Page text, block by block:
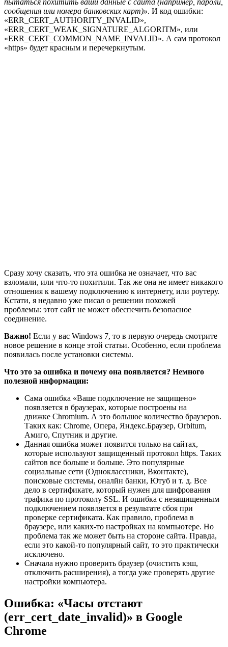
пытаться похитить ваши данные с сайта (например, пароли,
сообщения или номера банковских карт)». И код ошибки:
«ERR_CERT_AUTHORITY_INVALID»,
«ERR_CERT_WEAK_SIGNATURE_ALGORITM», или
«ERR_CERT_COMMON_NAME_INVALID». А сам протокол
«https» будет красным и перечеркнутым.
Сразу хочу сказать, что эта ошибка не означает, что вас
взломали, или что-то похитили. Так же она не имеет никакого
отношения к вашему подключению к интернету, или роутеру.
Кстати, я недавно уже писал о решении похожей
проблемы: этот сайт не может обеспечить безопасное
соединение.
Важно! Если у вас Windows 7, то в первую очередь смотрите
новое решение в конце этой статьи. Особенно, если проблема
появилась после установки системы.
Что это за ошибка и почему она появляется? Немного
полезной информации:
Сама ошибка «Ваше подключение не защищено»
появляется в браузерах, которые построены на
движке Chromium. А это большое количество браузеров.
Таких как: Chrome, Опера, Яндекс.Браузер, Orbitum,
Амиго, Спутник и другие.
Данная ошибка может появится только на сайтах,
которые используют защищенный протокол https. Таких
сайтов все больше и больше. Это популярные
социальные сети (Одноклассники, Вконтакте),
поисковые системы, оналйн банки, Ютуб и т. д. Все
дело в сертификате, который нужен для шифрования
трафика по протоколу SSL. И ошибка с незащищенным
подключением появляется в результате сбоя при
проверке сертификата. Как правило, проблема в
браузере, или каких-то настройках на компьютере. Но
проблема так же может быть на стороне сайта. Правда,
если это какой-то популярный сайт, то это практически
исключено.
Сначала нужно проверить браузер (очистить кэш,
отключить расширения), а тогда уже проверять другие
настройки компьютера.
Ошибка: «Часы отстают
(err_cert_date_invalid)» в Google
Chrome